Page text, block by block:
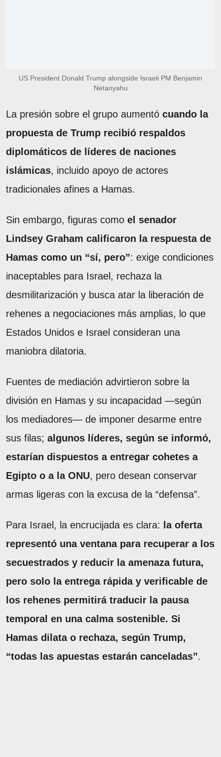
US President Donald Trump alongside Israeli PM Benjamin
Netanyahu
La presión sobre el grupo aumentó cuando la
propuesta de Trump recibió respaldos
diplomáticos de líderes de naciones
islámicas, incluido apoyo de actores
tradicionales afines a Hamas.
Sin embargo, figuras como el senador
Lindsey Graham calificaron la respuesta de
Hamas como un “sí, pero”: exige condiciones
inaceptables para Israel, rechaza la
desmilitarización y busca atar la liberación de
rehenes a negociaciones más amplias, lo que
Estados Unidos e Israel consideran una
maniobra dilatoria.
Fuentes de mediación advirtieron sobre la
división en Hamas y su incapacidad —según
los mediadores— de imponer desarme entre
sus filas; algunos líderes, según se informó,
estarían dispuestos a entregar cohetes a
Egipto o a la ONU, pero desean conservar
armas ligeras con la excusa de la “defensa”.
Para Israel, la encrucijada es clara:
la oferta
representó una ventana para recuperar a los
secuestrados y reducir la amenaza futura,
pero solo la entrega rápida y verificable de
los rehenes permitirá traducir la pausa
temporal en una calma sostenible. Si
Hamas dilata o rechaza, según Trump,
“todas las apuestas estarán canceladas”.